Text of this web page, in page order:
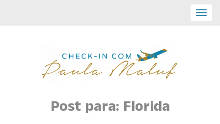
Post para: Florida